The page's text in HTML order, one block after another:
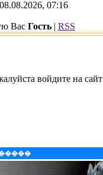
07:16
Вас Гость| RSS
������
войдите на сайт